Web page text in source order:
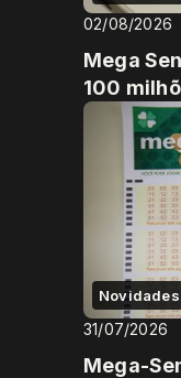
02/08/2026
Mega
100
Novidades
31/07/2026
Mega-